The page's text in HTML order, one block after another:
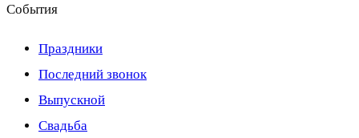
События
Праздники
Последний звонок
Выпускной
Свадьба